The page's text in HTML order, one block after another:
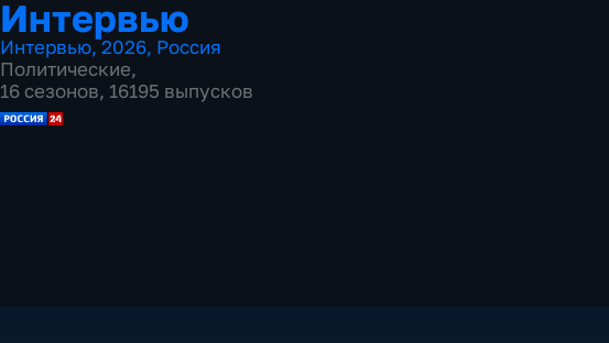
Интервью
Интервью, 2026, Россия
Политические,
16 сезонов, 16195 выпусков